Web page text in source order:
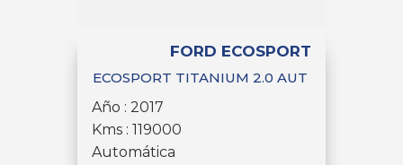
FORD ECOSPORT
ECOSPORT TITANIUM 2.0 AUT
Año : 2017
Kms : 119000
Automática